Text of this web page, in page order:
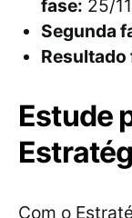
fase: 25/
Segunda
Resultado
Estude
Com o